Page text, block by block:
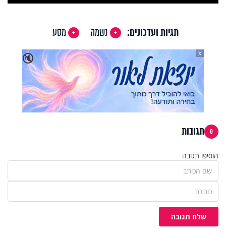
Video
תגיות ועדכונים: נשמה
מסע
🔇
X
0 תגובות
הוסיפו תגובה
שלח תגובה